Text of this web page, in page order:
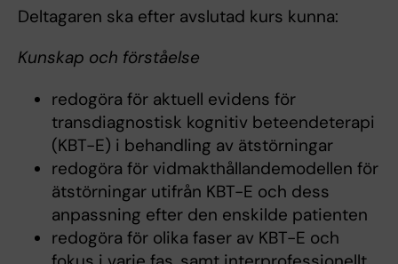
Deltagaren ska efter avslutad kurs kunna:
Kunskap och förståelse
redogöra för aktuell evidens för
transdiagnostisk kognitiv beteendeterapi
(KBT-E) i behandling av ätstörningar
redogöra för vidmakthållandemodellen för
ätstörningar utifrån KBT-E och dess
anpassning efter den enskilde patienten
redogöra för olika faser av KBT-E och